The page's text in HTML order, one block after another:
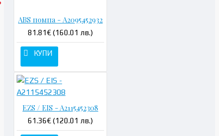
ABS помпа - A2095452932
81.81€ (160.01 лв.)
КУПИ
EZS / EIS - A2115452308
61.36€ (120.01 лв.)